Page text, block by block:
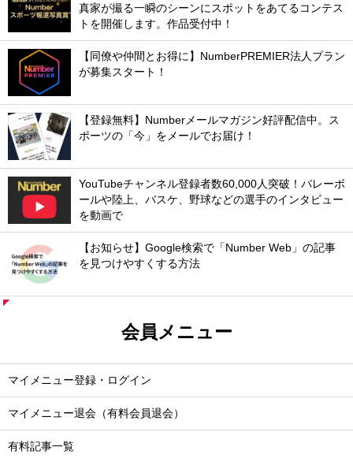
真家が撮る一瞬のシーンにスポットをあてるコンテス
トを開催します。作品受付中！
【同僚や仲間とお得に】NumberPREMIER法人プラン
が募集スタート！
【登録無料】Numberメールマガジン好評配信中。ス
ポーツの「今」をメールでお届け！
YouTubeチャンネル登録者数60,000人突破！バレーボ
ールや陸上、バスケ、野球などの選手のインタビュー
を動画で
【お知らせ】Google検索で「Number Web」の記事
を見つけやすくする方法
会員メニュー
マイメニュー登録・ログイン
マイメニュー退会（有料会員退会）
有料記事一覧